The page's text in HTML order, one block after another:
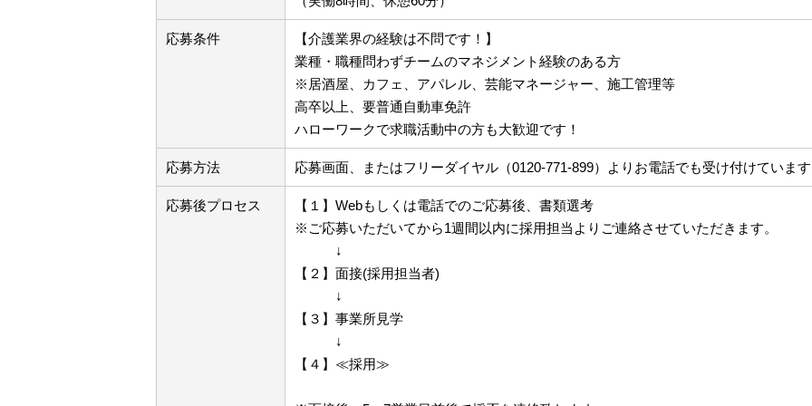
応募条件
【介護業界の経験は不問です！】
業種・職種問わずチームのマネジメント経験のある方
※居酒屋、カフェ、アパレル、芸能マネージャー、施工管理等
高卒以上、要普通自動車免許
ハローワークで求職活動中の方も大歓迎です！
応募方法 応募画面、またはフリーダイヤル（0120-771-899）よりお電話でも受け付けていま
応募後プロセス
【１】Webもしくは電話でのご応募後、書類選考
※ご応募いただいてから1週間以内に採用担当よりご連絡させていただきます。
↓
【２】面接(採用担当者)
↓
【３】事業所見学
↓
【４】≪採用≫